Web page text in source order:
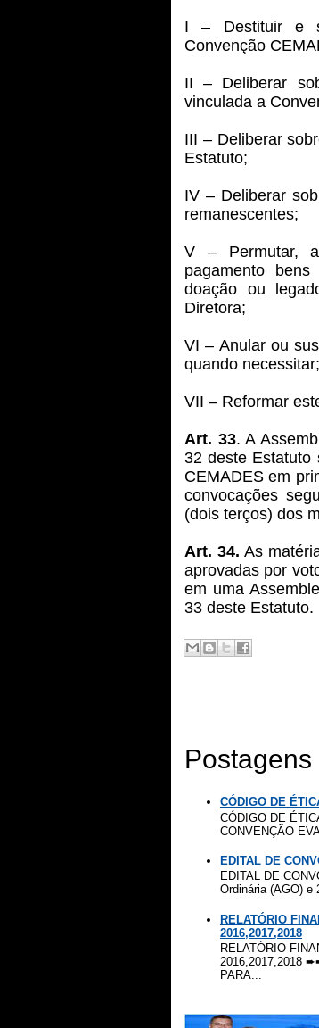
I – Destituir e
Convenção
II – Deliberar
vinculada a
III – Deliberar
Estatuto;
IV – Deliberar
remanescentes;
V – Permutar,
pagamento
doação ou
Diretora;
VI – Anular ou
quando necessitar;
VII – Reformar
Art. 33. A
32 deste Estatuto
CEMADES em
convocações
(dois terços) dos
Art. 34. As
aprovadas por
em uma
33 deste Estatuto.
CÓDIGO DE
CÓDIGO DE
CONVENÇÃO
EDITAL DE
EDITAL DE
Ordinária (AGO) e
RELATÓRIO
2016,2017,2018
RELATÓRIO
PARA...